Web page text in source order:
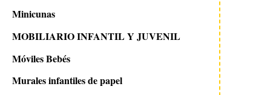
Minicunas
MOBILIARIO INFANTIL Y JUVENIL
Móviles Bebés
Murales infantiles de papel